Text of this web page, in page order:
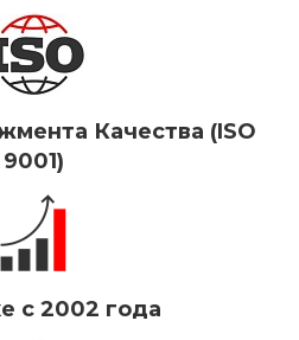
Качества (ISO
9001)
с 2002 года